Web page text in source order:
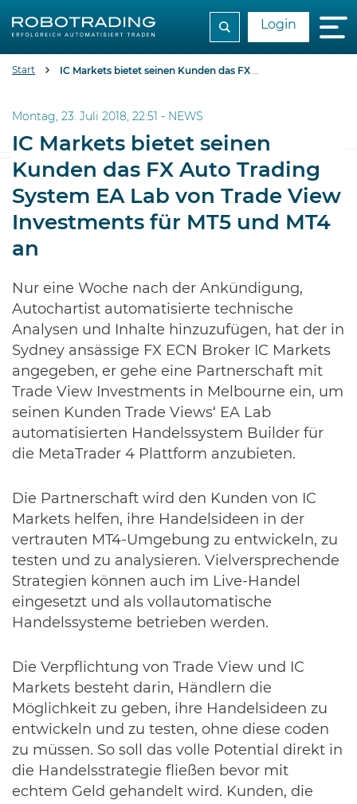
Login
Start IC Markets bietet seinen Kunden das FX Auto Trading System EA Lab von Trade View Investments für MT5 und MT4 an
Montag, 23. Juli 2018, 22:51 - NEWS
IC Markets bietet seinen
Kunden das FX Auto Trading
System EA Lab von Trade View
Investments für MT5 und MT4
an
Nur eine Woche nach der Ankündigung,
Autochartist automatisierte technische
Analysen und Inhalte hinzuzufügen, hat der in
Sydney ansässige FX ECN Broker IC Markets
angegeben, er gehe eine Partnerschaft mit
Trade View Investments in Melbourne ein, um
seinen Kunden Trade Views‘ EA Lab
automatisierten Handelssystem Builder für
die MetaTrader 4 Plattform anzubieten.
Die Partnerschaft wird den Kunden von IC
Markets helfen, ihre Handelsideen in der
vertrauten MT4-Umgebung zu entwickeln, zu
testen und zu analysieren. Vielversprechende
Strategien können auch im Live-Handel
eingesetzt und als vollautomatische
Handelssysteme betrieben werden.
Die Verpflichtung von Trade View und IC
Markets besteht darin, Händlern die
Möglichkeit zu geben, ihre Handelsideen zu
entwickeln und zu testen, ohne diese coden
zu müssen. So soll das volle Potential direkt in
die Handelsstrategie fließen bevor mit
echtem Geld gehandelt wird. Kunden, die